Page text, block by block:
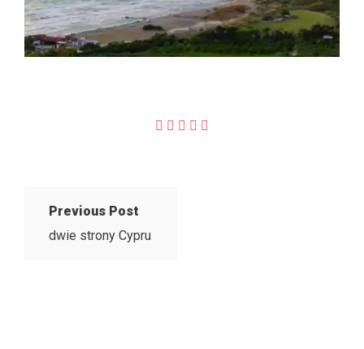
Previous Post
dwie strony Cypru